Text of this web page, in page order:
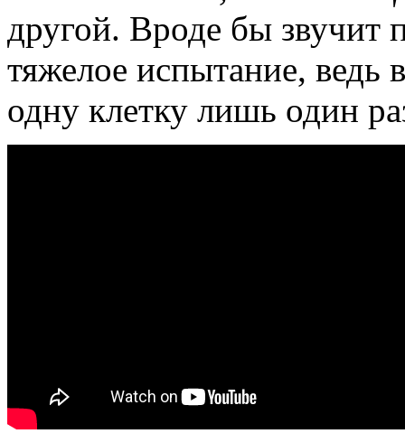
другой. Вроде бы звучит
тяжелое испытание, ведь
одну клетку лишь один